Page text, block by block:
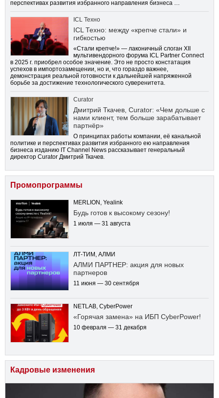
перспективах развития избранного направления бизнеса …
ICL Техно
ICL Техно: между «крепче стали» и
гибкостью
«Стали крепче!» — лаконичный слоган XII
мультивендорного форума ICL Partner Connect
в 2025 г. приобрел особое значение. Это не просто констатация
успехов в импортозамещении, но и, что гораздо важнее,
демонстрация реальной готовности к дальнейшей напряженной
борьбе за достижение технологического суверенитета.
Curator
Дмитрий Ткачев, Curator: «Чем дольше с
нами клиент, тем больше зарабатывает
партнёр»
О принципах работы компании, её канальной
политике и перспективах развития избранного ею направления
бизнеса изданию IT Channel News рассказывает генеральный
директор Curator Дмитрий Ткачев.
Промопрограммы
MERLION, Yealink
Будь готов к высокому сезону!
1 июля — 31 августа
ЛТ-ТИМ, АЛМИ
АЛМИ ПАРТНЕР: акция для новых
партнеров
11 июня — 30 сентября
NETLAB, CyberPower
«Горячая замена» на ИБП CyberPower!
10 февраля — 31 декабря
Кадровые изменения